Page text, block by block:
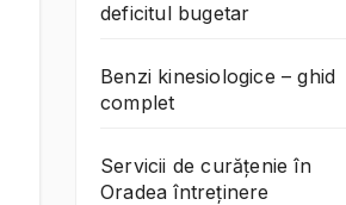
deficitul bugetar
Benzi kinesiologice – ghid
complet
Servicii de curățenie în
Oradea întreținere